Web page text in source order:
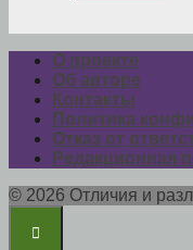
О проекте
Об авторе
Контакты
Политика
Отказ от
Редакционная
© 2026 Отличия и